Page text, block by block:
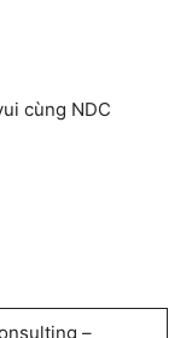
cùng NDC
–